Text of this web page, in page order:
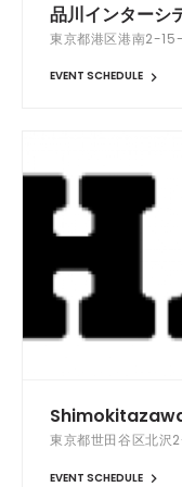
品川インターシ
東京都港区港南2-
EVENT SCHEDULE
東京都世田谷区北沢
EVENT SCHEDULE